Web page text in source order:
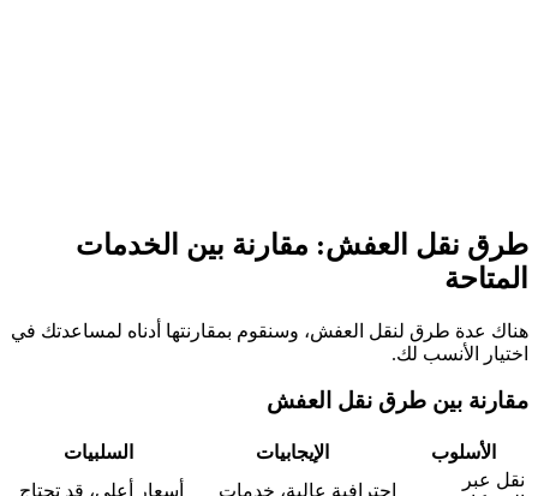
طرق نقل العفش: مقارنة بين الخدمات
المتاحة
هناك عدة طرق لنقل العفش، وسنقوم بمقارنتها أدناه لمساعدتك في
اختيار الأنسب لك.
مقارنة بين طرق نقل العفش
الأسلوب الإيجابيات
السلبيات
نقل عبر
احترافية عالية، خدمات أسعار أعلى، قد تحتاج